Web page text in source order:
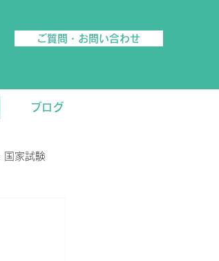
ご質問・お問い合わせ
ブログ
国家試験